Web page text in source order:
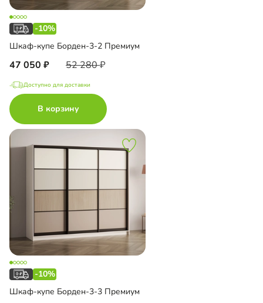
-10%
Шкаф-купе Борден-3-2 Премиум
47 050 52 280
Доступно для доставки
В корзину
-10%
Шкаф-купе Борден-3-3 Премиум